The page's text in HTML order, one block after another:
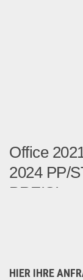
Office
2024 PP/
PREIS!
HIER IHRE